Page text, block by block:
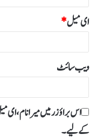
ای میل*
ویب‌ سائٹ
اس براؤزر میں میرا نام، ای
کےلیے۔